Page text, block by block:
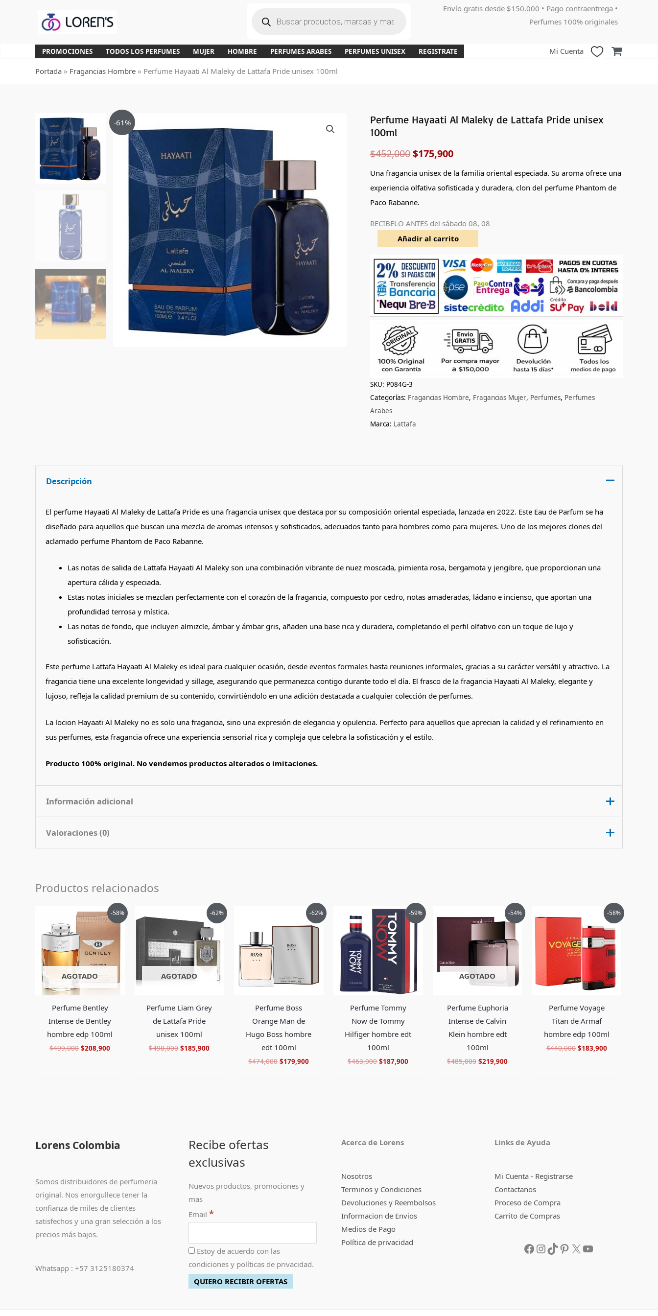
a
d
e
r
o
Envío gratis desde $150.000 • Pago contraentrega •
Perfumes 100% originales
PROMOCIONES TODOS LOS PERFUMES MUJER HOMBRE PERFUMES ARABES PERFUMES UNISEX REGISTRATE Mi Cuenta
Portada » Fragancias Hombre » Perfume Hayaati Al Maleky de Lattafa Pride unisex 100ml
-61%
Perfume Hayaati Al Maleky de Lattafa Pride unisex
100ml
$452,000
El
original
$452,000.
$175,900
El
Una fragancia unisex de la familia oriental especiada. Su aroma ofrece una
experiencia olfativa sofisticada y duradera, clon del perfume Phantom de
Paco Rabanne.
RECIBELO ANTES del sábado 08, 08
Perfume
Hayaati
Maleky
de
Lattafa
Pride
100ml
cantidadAñadir al carrito
SKU: P084G-3
Categorías: Fragancias Hombre, Fragancias Mujer, Perfumes, Perfumes
Arabes
Marca: Lattafa
Descripción
El perfume Hayaati Al Maleky de Lattafa Pride es una fragancia unisex que destaca por su composición oriental especiada, lanzada en 2022. Este Eau de Parfum se ha
diseñado para aquellos que buscan una mezcla de aromas intensos y sofisticados, adecuados tanto para hombres como para mujeres. Uno de los mejores clones del
aclamado perfume Phantom de Paco Rabanne.
Las notas de salida de Lattafa Hayaati Al Maleky son una combinación vibrante de nuez moscada, pimienta rosa, bergamota y jengibre, que proporcionan una
apertura cálida y especiada.
Estas notas iniciales se mezclan perfectamente con el corazón de la fragancia, compuesto por cedro, notas amaderadas, ládano e incienso, que aportan una
profundidad terrosa y mística.
Las notas de fondo, que incluyen almizcle, ámbar y ámbar gris, añaden una base rica y duradera, completando el perfil olfativo con un toque de lujo y
sofisticación.
Este perfume Lattafa Hayaati Al Maleky es ideal para cualquier ocasión, desde eventos formales hasta reuniones informales, gracias a su carácter versátil y atractivo. La
fragancia tiene una excelente longevidad y sillage, asegurando que permanezca contigo durante todo el día. El frasco de la fragancia Hayaati Al Maleky, elegante y
lujoso, refleja la calidad premium de su contenido, convirtiéndolo en una adición destacada a cualquier colección de perfumes.
La locion Hayaati Al Maleky no es solo una fragancia, sino una expresión de elegancia y opulencia. Perfecto para aquellos que aprecian la calidad y el refinamiento en
sus perfumes, esta fragancia ofrece una experiencia sensorial rica y compleja que celebra la sofisticación y el estilo.
Producto 100% original. No vendemos productos alterados o imitaciones.
Información adicional
Contenido
Pais de Origen Emiratos Arabes Unidos
Tipo de Perfume
Valoraciones (0)
Sé el primero en valorar “Perfume Hayaati Al Maleky de Lattafa Pride unisex 100ml”
Debesaccederpara publicar una valoración.
Productos relacionados
-58%
AGOTADO
Perfume Bentley
Intense de Bentley
hombre edp 100ml
$499,000
precio
original
$499,000.
$208,900
El
precio
actual
$208,900.
-62%
AGOTADO
Perfume Liam Grey
de Lattafa Pride
unisex 100ml
$498,000
original
$498,000.
$185,900
El
precio
actual
es:
$185,900.
-62%
Perfume Boss
Orange Man de
Hugo Boss hombre
edt 100ml
$474,000
original
$474,000.
$179,900
El
precio
actual
-59%
Perfume Tommy
Now de Tommy
Hilfiger hombre edt
100ml
$463,000
El
precio
original
era:
$463,000.
$187,900
El
precio
actual
-54%
AGOTADO
Perfume Euphoria
Intense de Calvin
Klein hombre edt
100ml
$485,000
precio
original
$485,000.
$219,900
El
precio
actual
es:
$219,900.
-58%
Perfume Voyage
Titan de Armaf
hombre edp 100ml
$440,000
precio
original
era:
$440,000.
$183,900
El
precio
actual
es:
$183,900.
Lorens Colombia
Somos distribuidores de perfumeria
original. Nos enorgullece tener la
confianza de miles de clientes
satisfechos y una gran selección a los
precios más bajos.
Whatsapp : +57 3125180374
Recibe ofertas
exclusivas
Nuevos productos, promociones y
mas
Email *
Estoy de acuerdo con las
condiciones y políticas de privacidad.
Acerca de Lorens
Nosotros
Terminos y Condiciones
Devoluciones y Reembolsos
Informacion de Envios
Medios de Pago
Política de privacidad
Links de Ayuda
Mi Cuenta - Registrarse
Contactanos
Proceso de Compra
Carrito de Compras